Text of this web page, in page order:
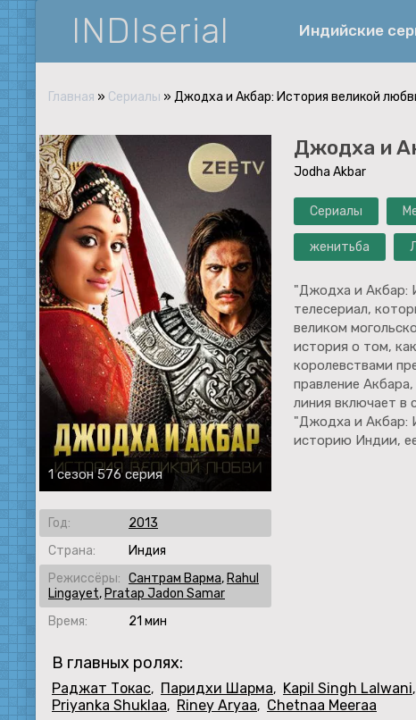
INDIserial Индийские
История
Документальные
Спортивные
Музыка
Военные
Главная » Сериалы » Джодха и Акбар: История великой
Джодха и
Jodha Akbar
Сериалы
женитьба
"Джодха и Акбар:
телесериал,
великом
история о том,
королевствами
правление
линия включает в
"Джодха и Акбар:
историю Индии,
1 сезон 576 серия
Год:
2013
Страна:
Индия
Режиссёры: Сантрам Варма, Rahul
Lingayet, Pratap Jadon Samar
Время:
21 мин
В главных ролях:
Раджат Токас, Паридхи Шарма, Kapil Singh Lalwani,
Priyanka Shuklaa, Riney Aryaa, Chetnaa Meeraa